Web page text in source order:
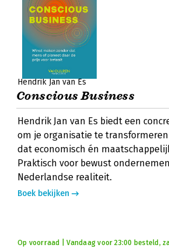
Hendrik Jan van Es
Conscious Business
Hendrik Jan van Es biedt een
om je organisatie te
dat economisch én
Praktisch voor bewust
Nederlandse realiteit.
Boek bekijken
Op voorraad | Vandaag voor 23:00 besteld,